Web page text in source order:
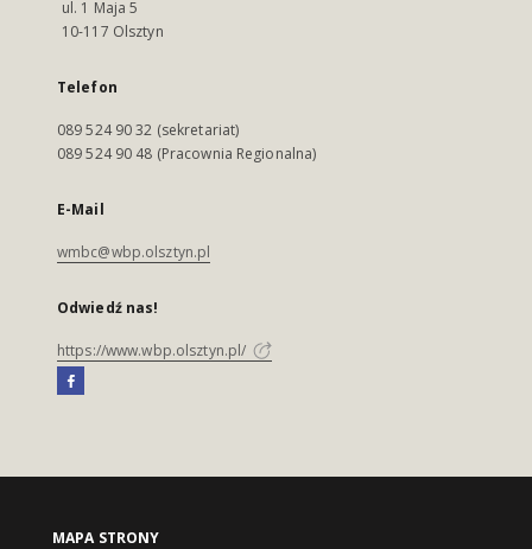
ul. 1 Maja 5
10-117 Olsztyn
Telefon
089 524 90 32 (sekretariat)
089 524 90 48 (Pracownia Regionalna)
E-Mail
wmbc@wbp.olsztyn.pl
Odwiedź nas!
https://www.wbp.olsztyn.pl/
MAPA STRONY